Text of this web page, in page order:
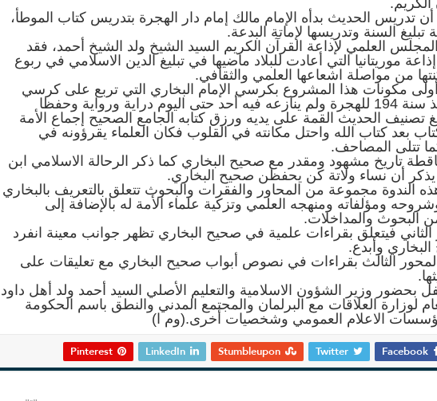
تدريس الحديث بدأه الإمام مالك إمام دار الهجرة بتدريس كتاب الموطأ،
تبليغ السنة وتدريسها لإماتة البدعة.
العلمي لإذاعة القرآن الكريم السيد الشيخ ولد الشيخ أحمد، فقد
موريتانيا التي أعادت للبلاد ماضيها في تبليغ الدين الاسلامي في ربوع
من مواصلة اشعاعها العلمي والثقافي.
مكونات هذا المشروع بكرسي الإمام البخاري التي تربع على كرسي
الحديث منذ سنة 194 للهجرة ولم ينازعه فيه أحد حتى اليوم دراية ورواية وحفظا
تصنيف الحديث القمة على يديه ورزق كتابه الجامع الصحيح إجماع الأمة
بعد كتاب الله واحتل مكانته في القلوب فكان العلماء يقرؤونه في
تتلى المصاحف.
تاريخ مشهود ومقدر مع صحيح البخاري كما ذكر الرحالة الاسلامي ابن
أن نساء ولاتة كن يحفظن صحيح البخاري.
الندوة مجموعة من المحاور والفقرات والبحوث تتعلق بالتعريف بالبخاري
ومؤلفاته ومنهجه العلمي وتزكية علماء الأمة له بالإضافة إلى
البحوث والمداخلات.
الثاني فيتعلق بقراءات علمية في صحيح البخاري تظهر جوانب معينة انفرد
وأبدع.
المحور الثالث بقراءات في نصوص أبواب صحيح البخاري مع تعليقات على
بحضور وزير الشؤون الاسلامية والتعليم الأصلي السيد أحمد ولد أهل داود
لوزارة العلاقات مع البرلمان والمجتمع المدني والنطق باسم الحكومة
الاعلام العمومي وشخصيات أخرى.(وم ا)
Facebook
Twitter
Stumbleupon
LinkedIn
Pinterest